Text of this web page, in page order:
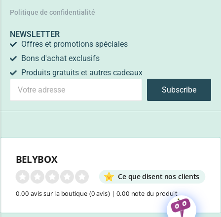
Politique de confidentialité
NEWSLETTER
Offres et promotions spéciales
Bons d'achat exclusifs
Produits gratuits et autres cadeaux
Subscribe
BELYBOX
Ce que disent nos clients
0.00 avis sur la boutique (0 avis)| 0.00 note du produit